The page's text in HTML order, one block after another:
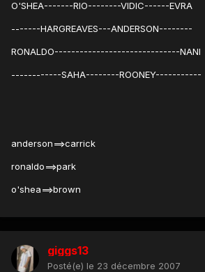
O'SHEA-------RIO--------VIDIC------EVRA
-------HARGREAVES---ANDERSON--------
RONALDO------------------------------NANI
------------SAHA--------ROONEY-----------
anderson==>carrick
ronaldo==>park
o'shea==>brown
giggs13
Posté(e) le 23 décembre 2007